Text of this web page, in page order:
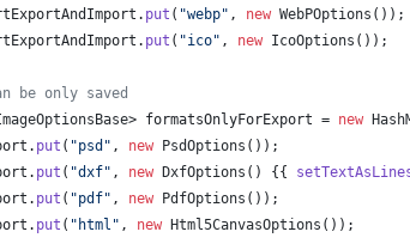
. put ( "webp" , new WebPOptions ());
. put ( "ico" , new IcoOptions ());
be only saved
> formatsOnlyForExport = new
. put ( "psd" , new PsdOptions ());
. put ( "dxf" , new DxfOptions () {{
. put ( "pdf" , new PdfOptions ());
. put ( "html" , new Html5CanvasOptions ());